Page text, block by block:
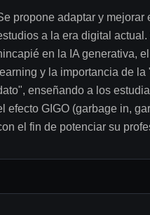
propone adaptar y mejorar
a la era digital actual.
en la IA generativa,
learning y la importancia de la
enseñando a los
efecto GIGO (garbage in,
el fin de potenciar su